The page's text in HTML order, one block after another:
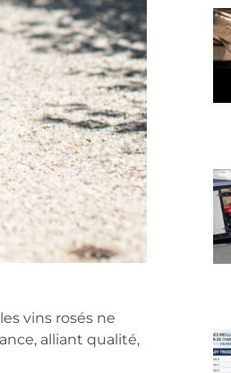
vins rosés ne
alliant qualité,